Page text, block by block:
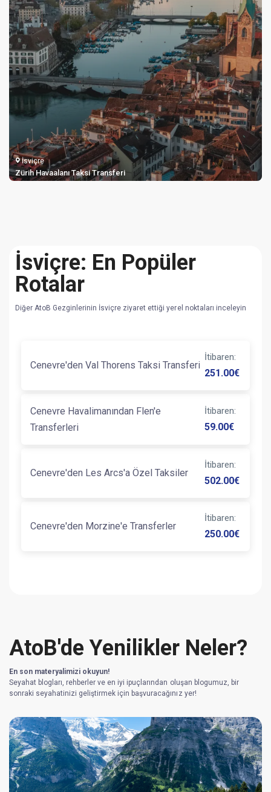
İsviçre
Zürih Havaalanı Taksi Transferi
İsviçre: En Popüler
Rotalar
Diğer AtoB Gezginlerinin İsviçre ziyaret ettiği yerel noktaları inceleyin
Cenevre'den Val Thorens Taksi Transferi
İtibaren:
251.00€
Cenevre Havalimanından Flen'e
Transferleri
İtibaren:
59.00€
Cenevre'den Les Arcs'a Özel Taksiler
İtibaren:
502.00€
Cenevre'den Morzine'e Transferler
İtibaren:
250.00€
AtoB'de Yenilikler Neler?
En son materyalimizi okuyun!
Seyahat blogları, rehberler ve en iyi ipuçlarından oluşan blogumuz, bir
sonraki seyahatinizi geliştirmek için başvuracağınız yer!